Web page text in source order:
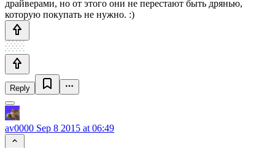
драйверами, но от этого они не перестают быть дрянью,
которую покупать не нужно. :)
Reply
av0000 Sep 8 2015 at 06:49